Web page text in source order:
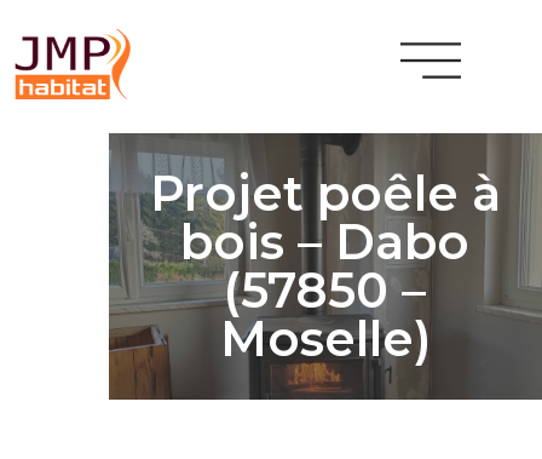
Projet poêle à
bois – Dabo
(57850 –
Moselle)